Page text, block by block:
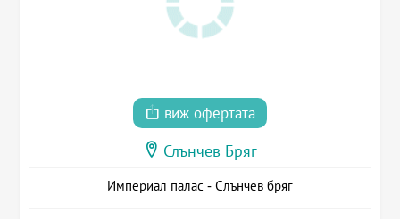
виж офертата
Слънчев Бряг
Империал палас - Слънчев бряг